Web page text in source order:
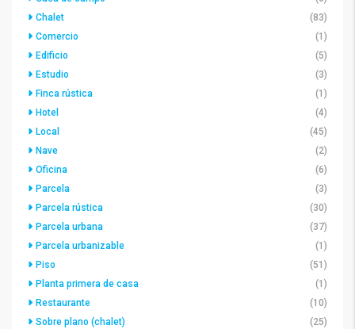
Chalet
(83)
Comercio
(1)
Edificio
(5)
Estudio
(3)
Finca rústica
(1)
Hotel
(4)
Local
(45)
Nave
(2)
Oficina
(6)
Parcela
(3)
Parcela rústica
(30)
Parcela urbana
(37)
Parcela urbanizable
(1)
Piso
(51)
Planta primera de casa
(1)
Restaurante
(10)
Sobre plano (chalet)
(25)